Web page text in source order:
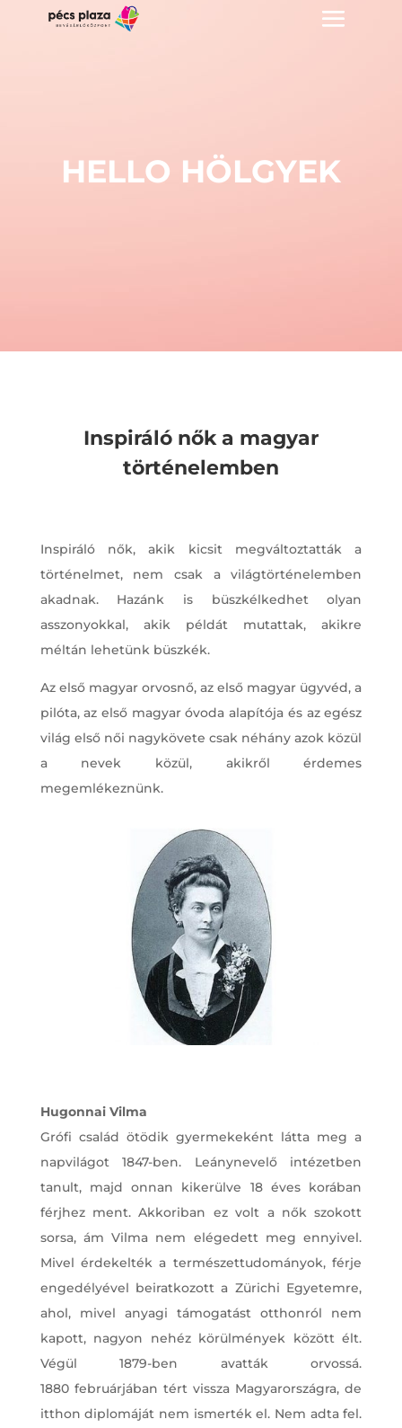
HELLO HÖLGYEK
Inspiráló nők a magyar
történelemben
Inspiráló nők, akik kicsit megváltoztatták a
történelmet, nem csak a világtörténelemben
akadnak. Hazánk is büszkélkedhet olyan
asszonyokkal, akik példát mutattak, akikre
méltán lehetünk büszkék.
Az első magyar orvosnő, az első magyar ügyvéd, a
pilóta, az első magyar óvoda alapítója és az egész
világ első női nagykövete csak néhány azok közül
a nevek közül, akikről érdemes
megemlékeznünk.
Hugonnai Vilma
Grófi család ötödik gyermekeként látta meg a
napvilágot 1847-ben. Leánynevelő intézetben
tanult, majd onnan kikerülve 18 éves korában
férjhez ment. Akkoriban ez volt a nők szokott
sorsa, ám Vilma nem elégedett meg ennyivel.
Mivel érdekelték a természettudományok, férje
engedélyével beiratkozott a Zürichi Egyetemre,
ahol, mivel anyagi támogatást otthonról nem
kapott, nagyon nehéz körülmények között élt.
Végül 1879-ben avatták orvossá.
1880 februárjában tért vissza Magyarországra, de
itthon diplomáját nem ismerték el. Nem adta fel.